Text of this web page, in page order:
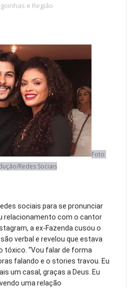
e Região
Foto:
Redes Sociais
sociais para se pronunciar
relacionamento com o cantor
a ex-Fazenda cusou o
verbal e revelou que estava
tóxico. “Vou falar de forma
falando e o stories travou. Eu
um casal, graças a Deus. Eu
uma relação